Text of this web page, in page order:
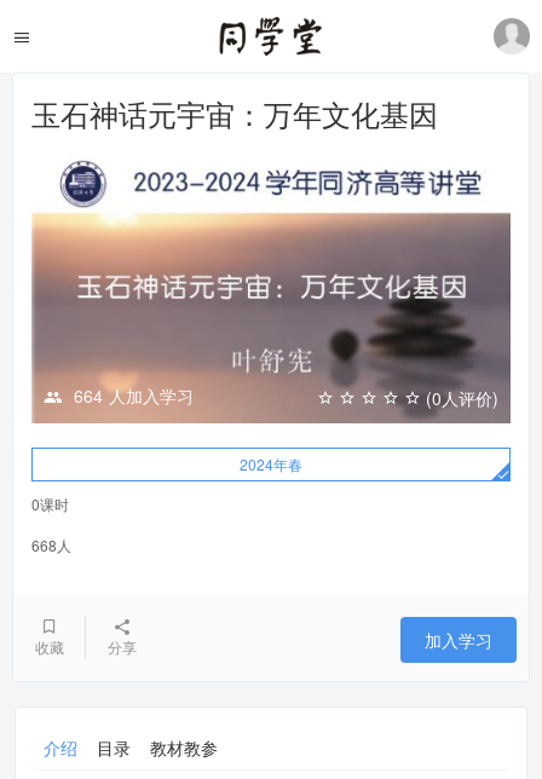
玉石神话元宇宙：万年文化基因
664 人加入学习 (0人评价)
2024年春
0课时
668人
收藏 分享 加入学习
介绍 目录 教材教参